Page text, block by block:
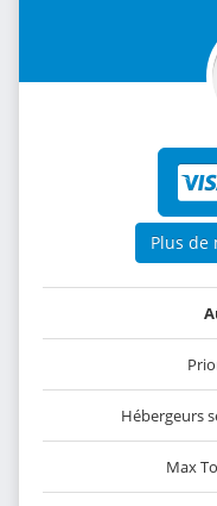
Plus de
Hébergeurs
Max